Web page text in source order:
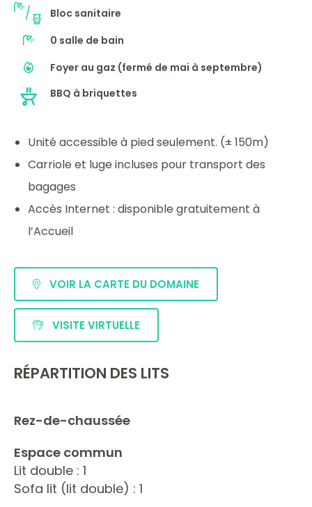
/
Bloc sanitaire
0 salle de bain
Foyer au gaz (fermé de mai à septembre)
BBQ à briquettes
Unité accessible à pied seulement. (± 150m)
Carriole et luge incluses pour transport des
bagages
Accès Internet : disponible gratuitement à
l’Accueil
VOIR LA CARTE DU DOMAINE
VISITE VIRTUELLE
RÉPARTITION DES LITS
Rez-de-chaussée
Espace commun
Lit double : 1
Sofa lit (lit double) : 1